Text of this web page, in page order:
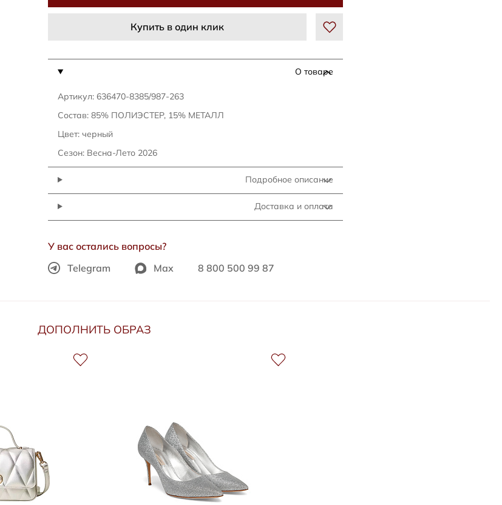
Купить в один клик
О товаре
Артикул: 636470-8385/987-263
Состав: 85% ПОЛИЭСТЕР, 15% МЕТАЛЛ
Цвет: черный
Сезон: Весна-Лето 2026
Подробное описание
Доставка и оплата
У вас остались вопросы?
Telegram
Max 8 800 500 99 87
ДОПОЛНИТЬ ОБРАЗ